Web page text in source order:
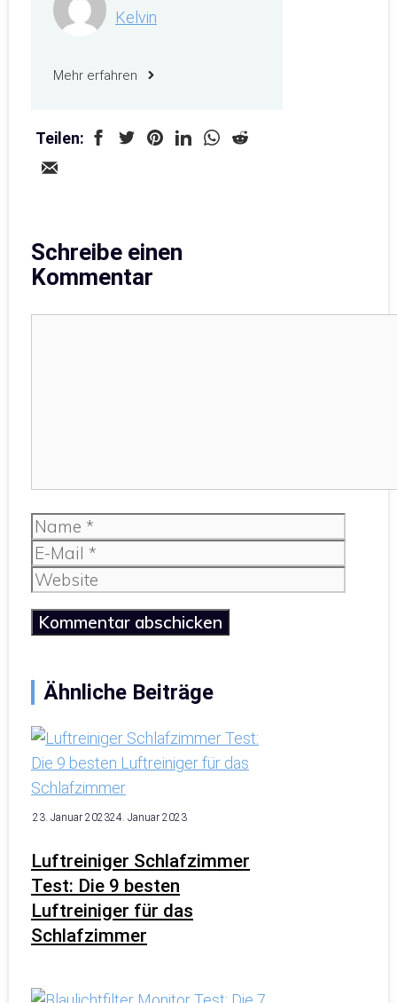
Kelvin
Mehr erfahren
Teilen:
Schreibe einen
Kommentar
Name
E-
Mail
Website
Ähnliche Beiträge
Luftreiniger Schlafzimmer
Test: Die 9 besten
Luftreiniger für das
Schlafzimmer
23. Januar 202324. Januar 2023